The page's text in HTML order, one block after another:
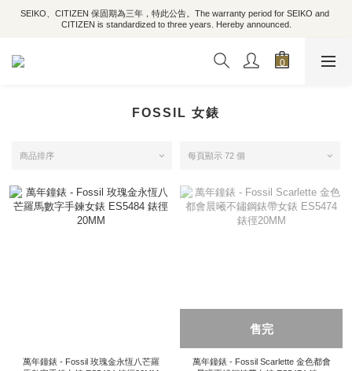
SEIKO、CITIZEN 保固期為三年，特此公告。The warranty period for SEIKO and
CITIZEN is standardized to three years. Hereby announced.
FOSSIL 女錶
商品排序 每頁顯示 72 個
萬年鐘錶 - Fossil 玫瑰金永恆八芒羅
售完
萬年鐘錶 - Fossil Scarlette 金色都會